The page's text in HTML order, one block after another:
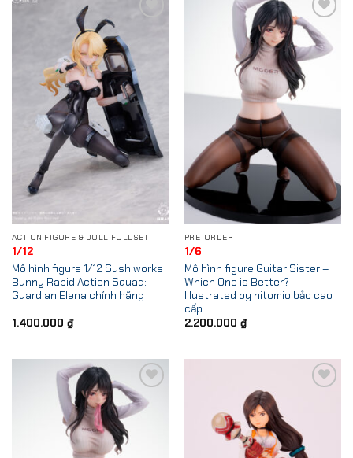
ACTION FIGURE & DOLL FULLSET
1/12
Mô hình figure 1/12 Sushiworks
Bunny Rapid Action Squad:
Guardian Elena chính hãng
1.400.000 ₫
Add to
Wishlist
PRE-ORDER
1/6
Mô hình figure Guitar Sister –
Which One is Better?
Illustrated by hitomio bảo cao
cấp
2.200.000 ₫
Add to
Wishlist